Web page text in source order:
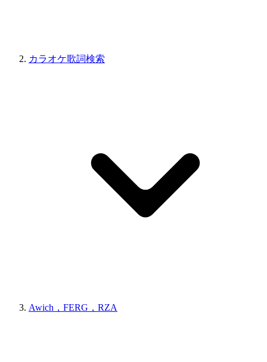
カラオケ歌詞検索
Awich，FERG，RZA